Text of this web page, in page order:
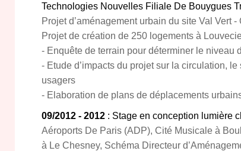
Technologies Nouvelles Filiale De Bouygues
Projet d’aménagement urbain du site Val Vert
Projet de création de 250 logements à
- Enquête de terrain pour déterminer le niveau
- Etude d’impacts du projet sur la circulation,
usagers
- Elaboration de plans de déplacements
09/2012 - 2012 : Stage en conception lumière
Aéroports De Paris (ADP), Cité Musicale à
à Le Chesney, Schéma Directeur